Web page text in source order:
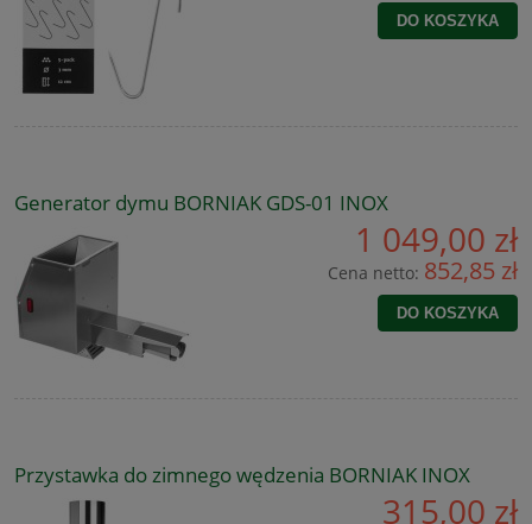
DO KOSZYKA
Generator dymu BORNIAK GDS-01 INOX
1 049,00 zł
Cena netto: 852,85 zł
DO KOSZYKA
Przystawka do zimnego wędzenia BORNIAK INOX
315,00 zł